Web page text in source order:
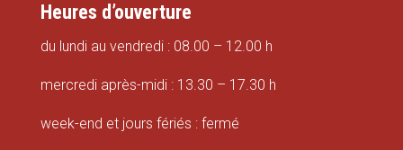
Heures d’ouverture
du lundi au vendredi : 08.00 – 12.00 h
mercredi après-midi : 13.30 – 17.30 h
week-end et jours fériés : fermé